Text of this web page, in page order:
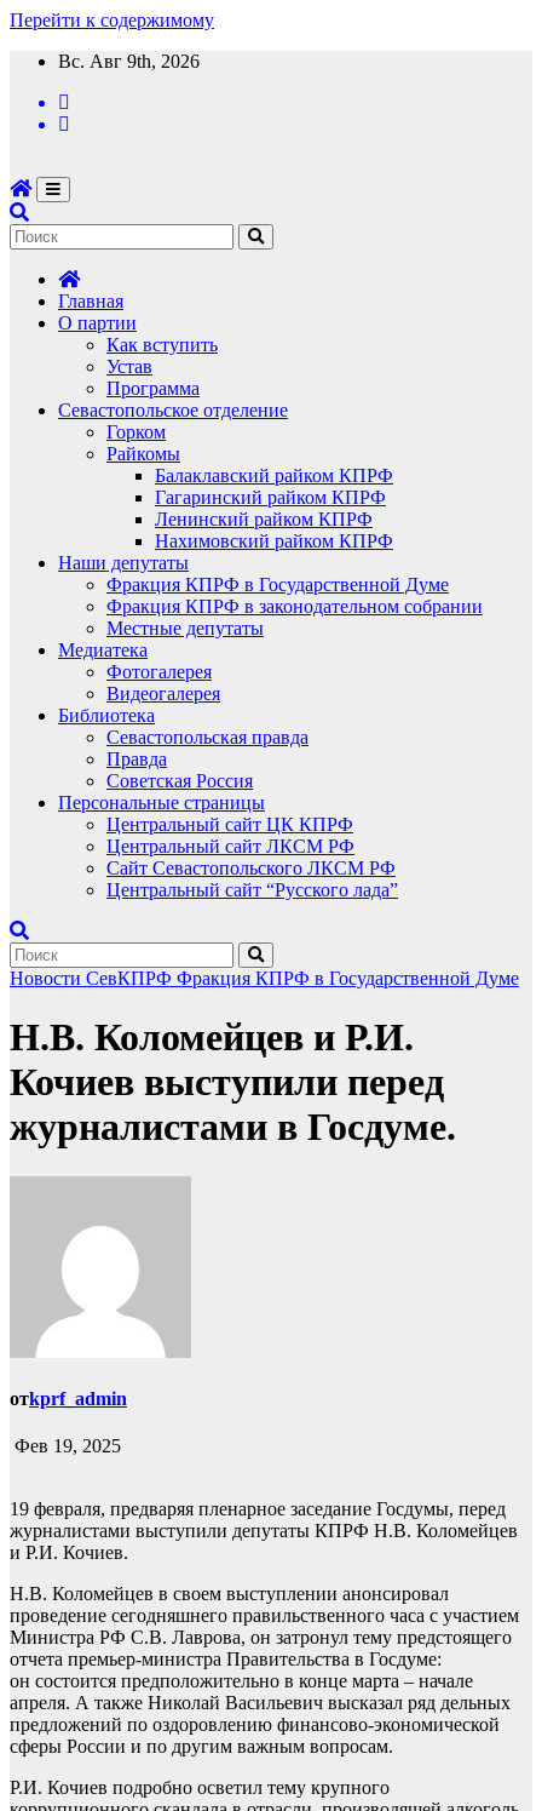
Перейти к содержимому
Вс. Авг 9th, 2026
Главная
О партии
Как вступить
Устав
Программа
Севастопольское отделение
Горком
Райкомы
Балаклавский райком КПРФ
Гагаринский райком КПРФ
Ленинский райком КПРФ
Нахимовский райком КПРФ
Наши депутаты
Фракция КПРФ в Государственной Думе
Фракция КПРФ в законодательном собрании
Местные депутаты
Медиатека
Фотогалерея
Видеогалерея
Библиотека
Севастопольская правда
Правда
Советская Россия
Персональные страницы
Центральный сайт ЦК КПРФ
Центральный сайт ЛКСМ РФ
Сайт Севастопольского ЛКСМ РФ
Центральный сайт “Русского лада”
Новости СевКПРФ Фракция КПРФ в Государственной Думе
Н.В. Коломейцев и Р.И.
Кочиев выступили перед
журналистами в Госдуме.
отkprf_admin
Фев 19, 2025
19 февраля, предваряя пленарное заседание Госдумы, перед
журналистами выступили депутаты КПРФ Н.В. Коломейцев
и Р.И. Кочиев.
Н.В. Коломейцев в своем выступлении анонсировал
проведение сегодняшнего правильственного часа с участием
Министра РФ С.В. Лаврова, он затронул тему предстоящего
отчета премьер-министра Правительства в Госдуме:
он состоится предположительно в конце марта – начале
апреля. А также Николай Васильевич высказал ряд дельных
предложений по оздоровлению финансово-экономической
сферы России и по другим важным вопросам.
Р.И. Кочиев подробно осветил тему крупного